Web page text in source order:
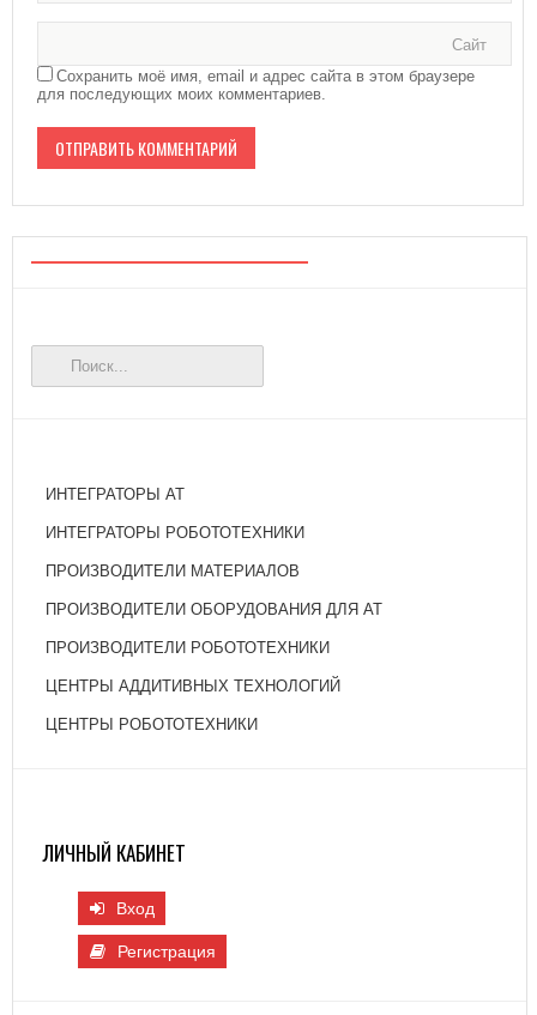
Сайт
Сохранить моё имя, email и адрес сайта в этом браузере
для последующих моих комментариев.
ИНТЕГРАТОРЫ АТ
ИНТЕГРАТОРЫ РОБОТОТЕХНИКИ
ПРОИЗВОДИТЕЛИ МАТЕРИАЛОВ
ПРОИЗВОДИТЕЛИ ОБОРУДОВАНИЯ ДЛЯ АТ
ПРОИЗВОДИТЕЛИ РОБОТОТЕХНИКИ
ЦЕНТРЫ АДДИТИВНЫХ ТЕХНОЛОГИЙ
ЦЕНТРЫ РОБОТОТЕХНИКИ
ЛИЧНЫЙ КАБИНЕТ
Вход
Регистрация